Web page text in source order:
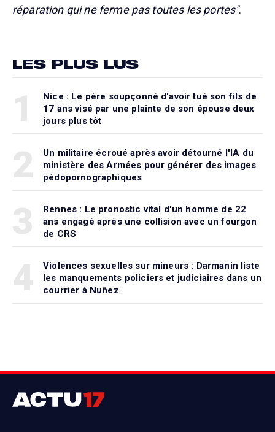
réparation qui ne ferme pas toutes les portes".
LES PLUS LUS
Nice : Le père soupçonné d'avoir tué son fils de
17 ans visé par une plainte de son épouse deux
jours plus tôt
Un militaire écroué après avoir détourné l'IA du
ministère des Armées pour générer des images
pédopornographiques
Rennes : Le pronostic vital d'un homme de 22
ans engagé après une collision avec un fourgon
de CRS
Violences sexuelles sur mineurs : Darmanin liste
les manquements policiers et judiciaires dans un
courrier à Nuñez